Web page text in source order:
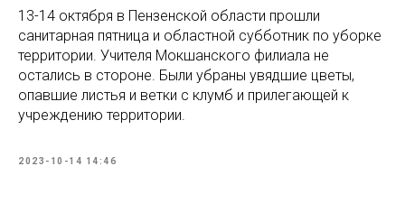
13-14 октября в Пензенской области прошли
санитарная пятница и областной субботник по уборке
территории. Учителя Мокшанского филиала не
остались в стороне. Были убраны увядшие цветы,
опавшие листья и ветки с клумб и прилегающей к
учреждению территории.
2023-10-14 14:46